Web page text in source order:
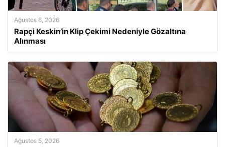
Ağustos 6, 2026
Rapçi Keskin’in Klip Çekimi Nedeniyle Gözaltına
Alınması
Ağustos 5, 2026